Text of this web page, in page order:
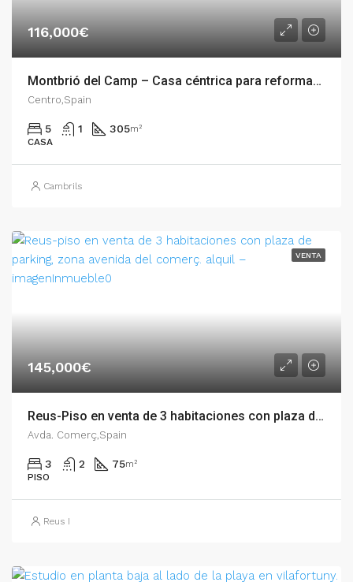
116,000€
Montbrió del Camp – Casa céntrica para reformar – 007.01684
Centro,Spain
5 1 305m²
CASA
Cambrils
VENTA
145,000€
Reus-Piso en venta de 3 habitaciones con plaza de parking, zona avenida del Comerç. Alquil – 002.06209
Avda. Comerç,Spain
3 2 75m²
PISO
Reus I